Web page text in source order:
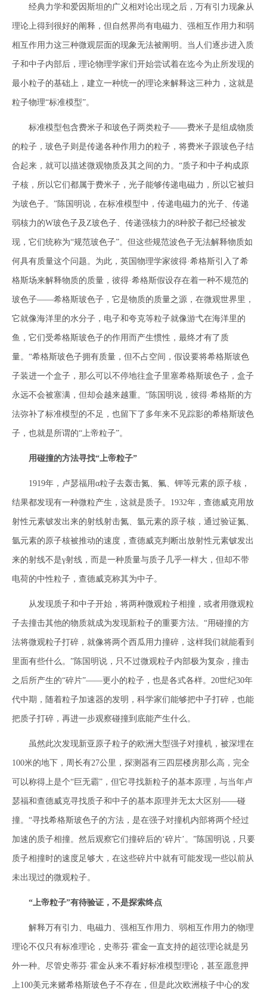
经典力学和爱因斯坦的广义相对论出现之后，万有引力现象从
理论上得到很好的阐释，但自然界尚有电磁力、强相互作用力和弱
相互作用力这三种微观层面的现象无法被阐明。当人们逐步进入质
子和中子内部后，理论物理学家们开始尝试着在迄今为止所发现的
最小粒子的基础上，建立一种统一的理论来解释这三种力，这就是
粒子物理“标准模型”。
标准模型包含费米子和玻色子两类粒子——费米子是组成物质
的粒子，玻色子则是传递各种作用力的粒子，将费米子跟玻色子结
合起来，就可以描述微观物质及其之间的力。“质子和中子构成原
子核，所以它们都属于费米子，光子能够传递电磁力，所以它被归
为玻色子。”陈国明说，在标准模型中，传递电磁力的光子、传递
弱核力的W玻色子及Z玻色子、传递强核力的8种胶子都已经被发
现，它们统称为“规范玻色子”。但这些规范波色子无法解释物质如
何具有质量这个问题。为此，英国物理学家彼得·希格斯引入了希
格斯场来解释物质的质量，彼得·希格斯假设存在着一种不规范的
玻色子——希格斯玻色子，它是物质的质量之源，在微观世界里，
它就像海洋里的水分子，电子和夸克等粒子就像游弋在海洋里的
鱼，它们受希格斯玻色子的作用而产生惯性，最终才有了质
量。“希格斯玻色子拥有质量，但不占空间，假设要将希格斯玻色
子装进一个盒子，那么可以不停地往盒子里塞希格斯玻色子，盒子
永远不会被塞满，但却会越来越重。”陈国明说，彼得·希格斯的方
法弥补了标准模型的不足，也留下了多年来不见踪影的希格斯玻色
子，也就是所谓的“上帝粒子”。
用碰撞的方法寻找“上帝粒子”
1919年，卢瑟福用α粒子去轰击氮、氟、钾等元素的原子核，
结果都发现有一种微粒产生，这就是质子。1932年，查德威克用放
射性元素铍发出来的射线射击氮、氩元素的原子核，通过验证氮、
氩元素的原子核被推动的速度，查德威克判断出放射性元素铍发出
来的射线不是γ射线，而是一种质量与质子几乎一样大，但却不带
电荷的中性粒子，查德威克称其为中子。
从发现质子和中子开始，将两种微观粒子相撞，或者用微观粒
子去撞击其他的物质就成为发现新粒子的重要方法。“用碰撞的方
法将微观粒子打碎，就像将两个西瓜用力撞碎，这样我们就能看到
里面有些什么。”陈国明说，只不过微观粒子内部极为复杂，撞击
之后所产生的“碎片”——更小的粒子，也是各式各样。20世纪30年
代中期，随着粒子加速器的发明，科学家们能够把中子打碎，也能
把质子打碎，再进一步观察碰撞到底能产生什么。
虽然此次发现新亚原子粒子的欧洲大型强子对撞机，被深埋在
100米的地下，周长有27公里，探测器有三四层楼房那么高，完全
可以称得上是个“巨无霸”，但它寻找新粒子的基本原理，与当年卢
瑟福和查德威克寻找质子和中子的基本原理并无太大区别——碰
撞。“寻找希格斯玻色子的方法，是在强子对撞机内部将两个经过
加速的质子相撞。然后观察它们撞碎后的‘碎片’。”陈国明说，只要
质子相撞时的速度足够大，在这些碎片中就有可能发现一些以前从
未出现过的微观粒子。
“上帝粒子”有待验证，不是探索终点
解释万有引力、电磁力、强相互作用力、弱相互作用力的物理
理论不仅只有标准理论，史蒂芬·霍金一直支持的超弦理论就是另
外一种。尽管史蒂芬·霍金从来不看好标准模型理论，甚至愿意押
上100美元来赌希格斯玻色子不存在，但是此次欧洲核子中心的发